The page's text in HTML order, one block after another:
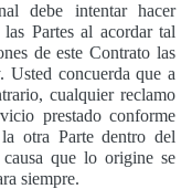
debe intentar hacer
Partes al acordar tal
de este Contrato las
Usted concuerda que a
cualquier reclamo
prestado conforme
otra Parte dentro del
que lo origine se
siempre.